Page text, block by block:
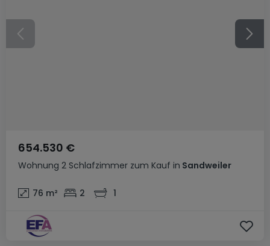
Wohnung 2 Schlafzimmer zum Kauf in Sandweiler
654.530 €
76 m² 2 1